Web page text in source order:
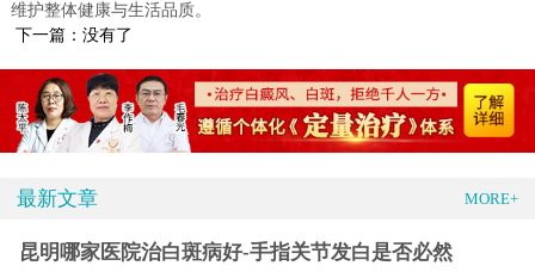
维护整体健康与生活品质。
下一篇：没有了
最新文章 MORE+
昆明哪家医院治白斑病好-手指关节发白是否必然